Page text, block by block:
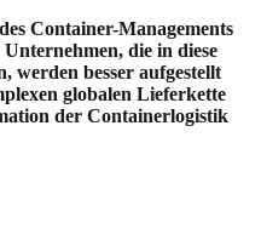
Container-Managements
die in diese
werden besser aufgestellt
globalen Lieferkette
der Containerlogistik